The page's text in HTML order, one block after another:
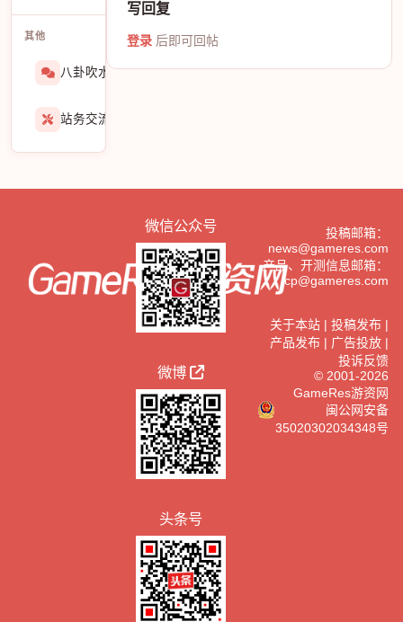
其他
八卦吹水 1565
站务交流
写回复
登录 后即可回帖
微信公众号
微博
头条号
投稿邮箱：
news@gameres.com
产品、开测信息邮箱：
cp@gameres.com
关于本站| 投稿发布|
产品发布| 广告投放|
投诉反馈
© 2001-2026
GameRes游资网
闽公网安备
35020302034348号